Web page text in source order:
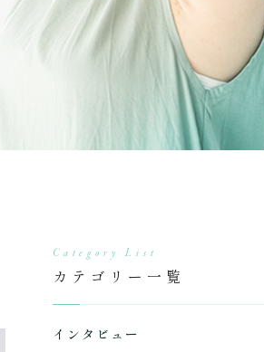
Category List
カテゴリー一覧
インタビュー